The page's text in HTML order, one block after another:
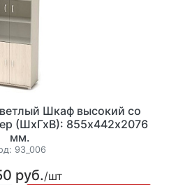
Шкаф высокий со
(ШхГхВ): 855х442х2076
мм.
93_006
руб./шт